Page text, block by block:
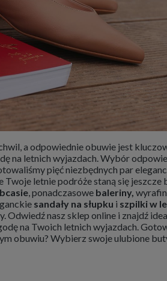
a odpowiednie obuwie jest
na letnich wyjazdach. Wybór
pięć niezbędnych par
letnie podróże staną się jeszcze
, ponadczasowe baleriny,
sandały na słupku i szpilki w
Odwiedź nasz sklep online i znajdź
na Twoich letnich wyjazdach.
obuwiu? Wybierz swoje ulubione